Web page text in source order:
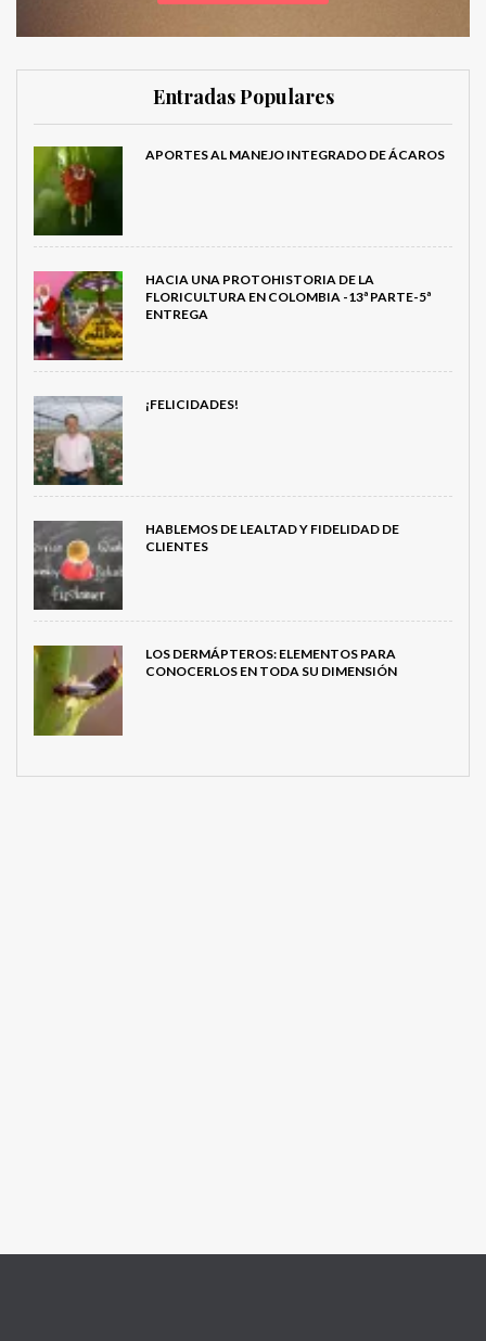
Entradas Populares
APORTES AL MANEJO INTEGRADO DE ÁCAROS
HACIA UNA PROTOHISTORIA DE LA
FLORICULTURA EN COLOMBIA -13ª PARTE-5ª
ENTREGA
¡FELICIDADES!
HABLEMOS DE LEALTAD Y FIDELIDAD DE
CLIENTES
LOS DERMÁPTEROS: ELEMENTOS PARA
CONOCERLOS EN TODA SU DIMENSIÓN